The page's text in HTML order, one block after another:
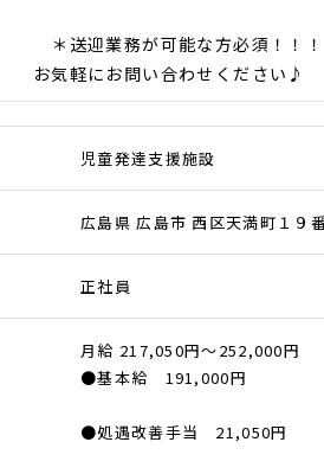
＊送迎業務が可能な方必須！！！
お気軽にお問い合わせください♪
児童発達支援施設
広島県 広島市 西区天満町１９
正社員
月給 217,050円～252,000円
●基本給 191,000円
●処遇改善手当 21,050円